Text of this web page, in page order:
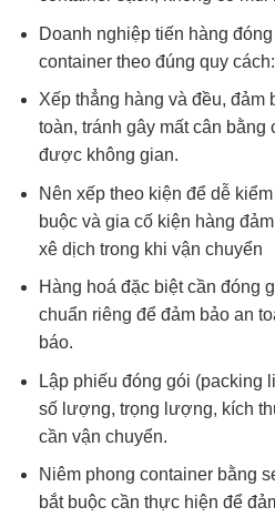
Doanh nghiệp tiến hàng
container theo đúng quy cách:
Xếp thẳng hàng và đều, đảm
toàn, tránh gây mất cân bằng
được không gian.
Nên xếp theo kiện để dễ
buộc và gia cố kiện hàng
xê dịch trong khi vận chuyển
Hàng hoá đặc biệt cần đóng
chuẩn riêng để đảm bảo an
báo.
Lập phiếu đóng gói (packing
số lượng, trọng lượng, kích
cần vận chuyển.
Niêm phong container bằng
bắt buộc cần thực hiện để